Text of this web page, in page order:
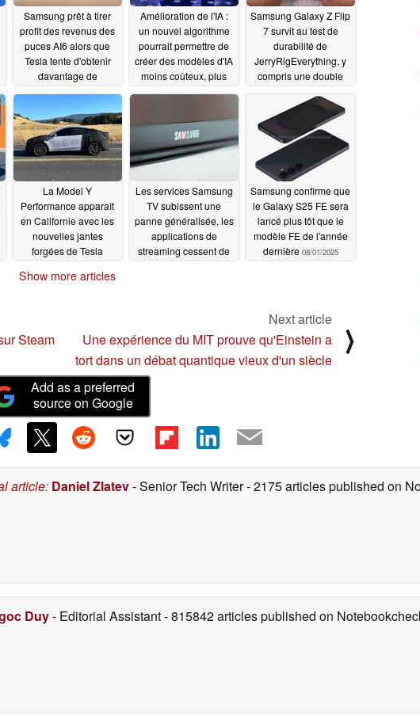
Samsung prêt à tirer
profit des revenus des
puces AI6 alors que
Tesla tente d'obtenir
davantage de
Amélioration de l'IA :
un nouvel algorithme
pourrait permettre de
créer des modèles d'IA
moins coûteux, plus
Samsung Galaxy Z Flip
7 survit au test de
durabilité de
JerryRigEverything, y
compris une double
08/03/2025
La Model Y
Performance apparaît
en Californie avec les
nouvelles jantes
forgées de Tesla
Les services Samsung
TV subissent une
panne généralisée, les
applications de
streaming cessent de
Samsung confirme que
le Galaxy S25 FE sera
lancé plus tôt que le
modèle FE de l'année
dernière 08/01/2025
Show more articles
Steam
Next article
Une expérience du MIT prouve qu'Einstein a
tort dans un débat quantique vieux d'un siècle
⟩
Add as a preferred
source on Google
article: Daniel Zlatev- Senior Tech Writer- 2175 articles published on
Duy- Editorial Assistant- 815842 articles published on